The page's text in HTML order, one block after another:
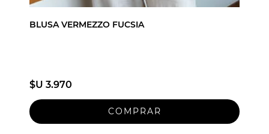
BLUSA VERMEZZO FUCSIA
$U 3.970